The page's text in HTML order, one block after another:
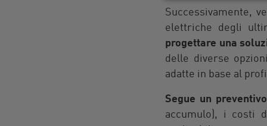
Successivamente,
elettriche degli
progettare una
delle diverse
adatte in base al
Segue un
accumulo), i costi